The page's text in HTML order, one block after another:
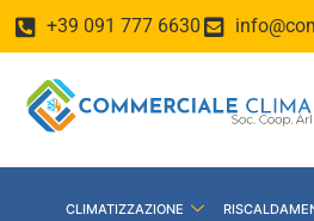
+39 091 777 6630
CLIMATIZZAZIONE